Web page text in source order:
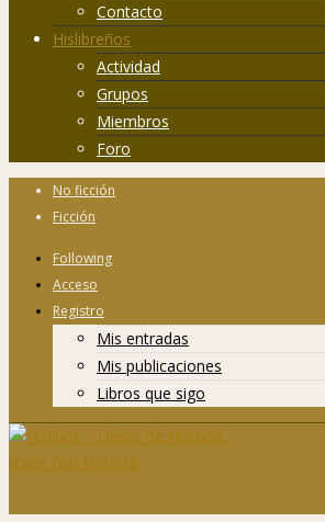
Contacto
Hislibreños
Actividad
Grupos
Miembros
Foro
No ficción
Ficción
Following
Acceso
Registro
Mis entradas
Mis publicaciones
Libros que sigo